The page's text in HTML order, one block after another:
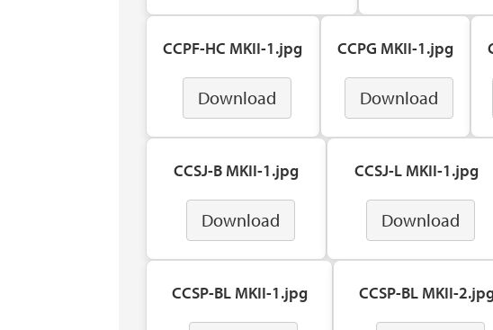
CCPF-HC MKII-1.jpg
Download
CCPG MKII-1.jpg
Download
CCSJ-B MKII-1.jpg
Download
CCSJ-L MKII-1.jpg
Download
CCSP-BL MKII-1.jpg CCSP-BL MKII-